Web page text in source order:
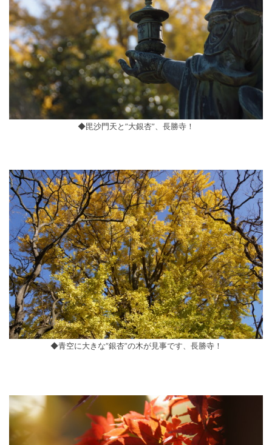
◆毘沙門天と”大銀杏”、長勝寺！
◆青空に大きな”銀杏”の木が見事です、長勝寺！